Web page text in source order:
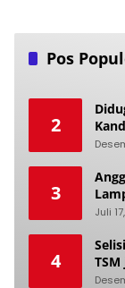
Pos
2
3
Juli
4